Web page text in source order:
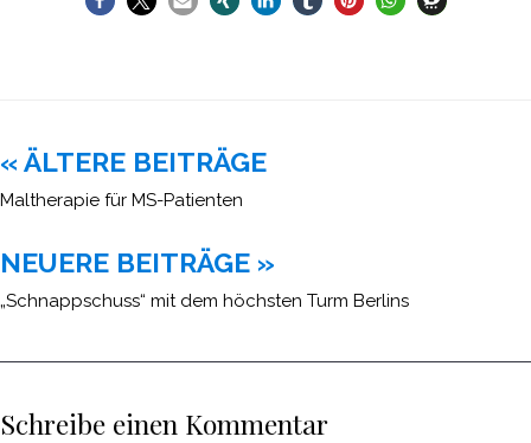
Beitragsnavigation
« ÄLTERE BEITRÄGE
Maltherapie für MS-Patienten
NEUERE BEITRÄGE »
„Schnappschuss“ mit dem höchsten Turm Berlins
Schreibe einen Kommentar